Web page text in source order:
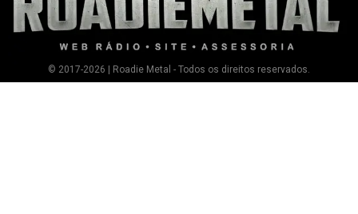
© 2017-2026 | Roadie Metal - Todos os direitos reservados.